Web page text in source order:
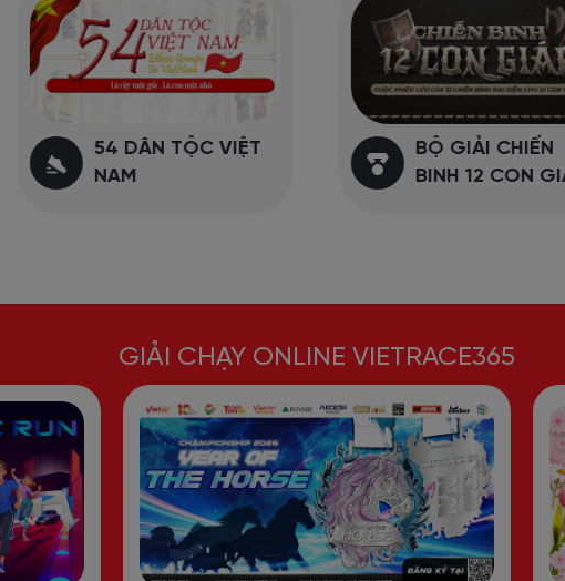
54 DÂN TỘC VIỆT
NAM
BỘ GIẢI CHIẾN
BINH 12 CON
GIẢI CHẠY ONLINE VIETRACE365